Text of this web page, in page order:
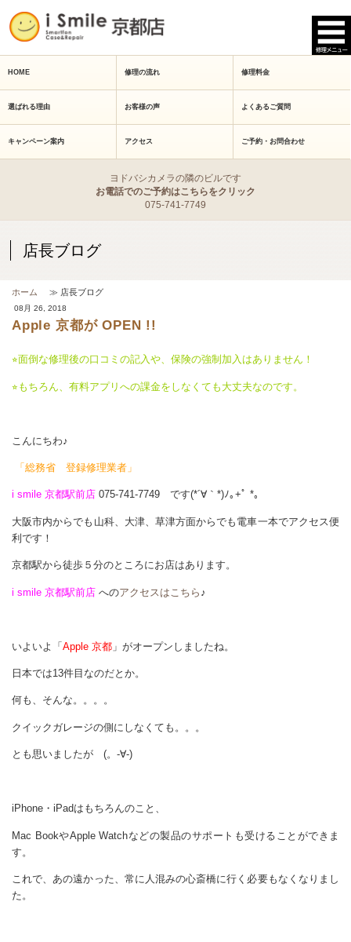
HOME 修理の流れ 修理料金
選ばれる理由 お客様の声 よくあるご質問
キャンペーン案内 アクセス ご予約・お問合わせ
ヨドバシカメラの隣のビルです
お電話でのご予約はこちらをクリック
075-741-7749
店長ブログ
ホーム ≫ 店長ブログ
08月 26, 2018
Apple 京都が OPEN !!
⭐︎面倒な修理後の口コミの記入や、保険の強制加入はありません！
⭐︎もちろん、有料アプリへの課金をしなくても大丈夫なのです。
こんにちわ♪
「総務省 登録修理業者」
i smile 京都駅前店 075-741-7749 です(*´∀｀*)ﾉ｡+ﾟ *｡
大阪市内からでも山科、大津、草津方面からでも電車一本でアクセス便
利です！
京都駅から徒歩５分のところにお店はあります。
i smile 京都駅前店 へのアクセスはこちら ♪
いよいよ「Apple 京都 」がオープンしましたね。
日本では13件目なのだとか。
何も、そんな。。。。
クイックガレージの側にしなくても。。。
とも思いましたが (。-∀-)
iPhone・iPadはもちろんのこと、
Mac BookやApple Watchなどの製品のサポートも受けることができま
す。
これで、あの遠かった、常に人混みの心斎橋に行く必要もなくなりまし
た。